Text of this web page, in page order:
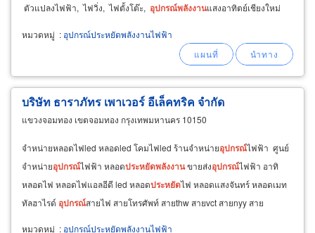
ตัวแปลงไฟฟ้า, ไฟวิ่ง, ไฟตั้งโต๊ะ, อุปกรณ์พลังงานแสงอาทิตย์เชียงใหม่
หมวดหมู่ : อุปกรณ์ประหยัดพลังงานไฟฟ้า
บริษัท ธาราภัทร เพาเวอร์ อีเล็คทริค จำกัด
แขวงจอมทอง เขตจอมทอง กรุงเทพมหานคร 10150
จำหน่ายหลอดไฟled หลอดled โคมไฟled ร้านจำหน่ายอุปกรณ์ไฟฟ้า ศูนย์
จำหน่ายอุปกรณ์ไฟฟ้า หลอดประหยัดพลังงานขายส่งอุปกรณ์ไฟฟ้า อาทิ
หลอดไฟ หลอดไฟแอลอีดี led หลอดประหยัดไฟ หลอดแสงจันทร์ หลอดเมท
ทัลฮาไรด์ อุปกรณ์สายไฟ สายโทรศัพท์ สายthw สายvct สายnyy สาย
หมวดหมู่ : อุปกรณ์ประหยัดพลังงานไฟฟ้า